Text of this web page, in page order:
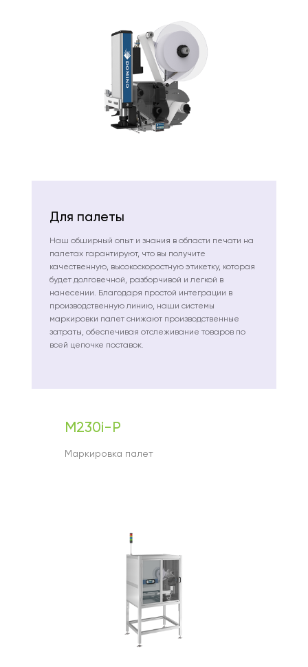
Для палеты
Наш обширный опыт и знания в области печати на
палетах гарантируют, что вы получите
качественную, высокоскоростную этикетку, которая
будет долговечной, разборчивой и легкой в
нанесении. Благодаря простой интеграции в
производственную линию, наши системы
маркировки палет снижают производственные
затраты, обеспечивая отслеживание товаров по
всей цепочке поставок.
M230i-P
Маркировка палет